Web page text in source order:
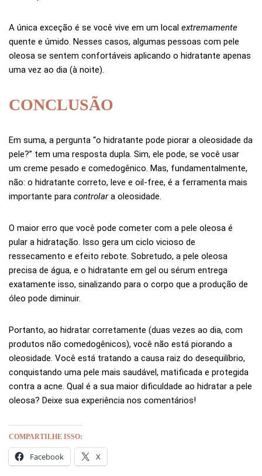
A única exceção é se você vive em um local extremamente
quente e úmido. Nesses casos, algumas pessoas com pele
oleosa se sentem confortáveis aplicando o hidratante apenas
uma vez ao dia (à noite).
CONCLUSÃO
Em suma, a pergunta “o hidratante pode piorar a oleosidade da
pele?” tem uma resposta dupla. Sim, ele pode, se você usar
um creme pesado e comedogênico. Mas, fundamentalmente,
não: o hidratante correto, leve e oil-free, é a ferramenta mais
importante para controlara oleosidade.
O maior erro que você pode cometer com a pele oleosa é
pular a hidratação. Isso gera um ciclo vicioso de
ressecamento e efeito rebote. Sobretudo, a pele oleosa
precisa de água, e o hidratante em gel ou sérum entrega
exatamente isso, sinalizando para o corpo que a produção de
óleo pode diminuir.
Portanto, ao hidratar corretamente (duas vezes ao dia, com
produtos não comedogênicos), você não está piorando a
oleosidade. Você está tratando a causa raiz do desequilíbrio,
conquistando uma pele mais saudável, matificada e protegida
contra a acne. Qual é a sua maior dificuldade ao hidratar a pele
oleosa? Deixe sua experiência nos comentários!
COMPARTILHE ISSO:
Facebook X